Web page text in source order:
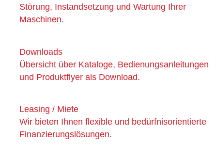
Störung, Instandsetzung und Wartung Ihrer
Maschinen.
Downloads
Übersicht über Kataloge, Bedienungsanleitungen
und Produktflyer als Download.
Leasing / Miete
Wir bieten Ihnen flexible und bedürfnisorientierte
Finanzierungslösungen.